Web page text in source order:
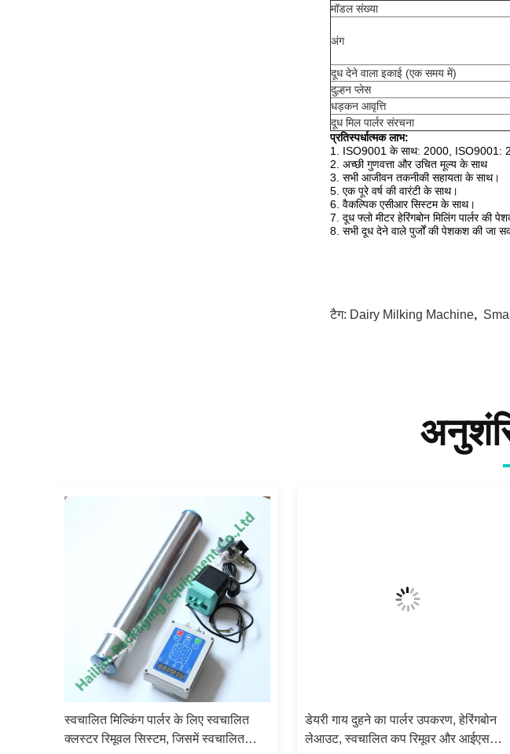
मॉडल संख्या
अंग
दूध देने वाला इकाई (एक समय में)
दुल्हन प्लेस
धड़कन आवृत्ति
दूध मिल पार्लर संरचना
प्रतिस्पर्धात्मक लाभ:
1. ISO9001 के साथ: 2000, ISO9001:
2. अच्छी गुणवत्ता और उचित मूल्य के साथ
3. सभी आजीवन तकनीकी सहायता के साथ।
5. एक पूरे वर्ष की वारंटी के साथ।
6. वैकल्पिक एसीआर सिस्टम के साथ।
7. दूध फ्लो मीटर हेरिंगबोन मिलिंग पार्लर की
8. सभी दूध देने वाले पुर्जों की पेशकश की जा
टैग: Dairy Milking Machine,
स्वचालित मिल्किंग पार्लर के लिए स्वचालित
क्लस्टर रिमूवल सिस्टम, जिसमें स्वचालित
डेयरी गाय दुहने का पार्लर उपकरण, हेरिंगबोन
लेआउट, स्वचालित कप रिमूवर और आईएसओ